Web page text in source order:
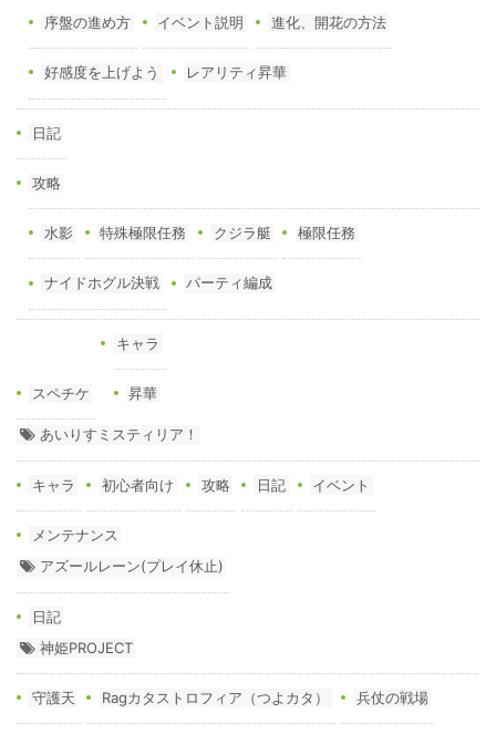
序盤の進め方 イベント説明 進化、開花の方法
好感度を上げよう レアリティ昇華
日記
攻略
水影 特殊極限任務 クジラ艇 極限任務
ナイドホグル決戦 パーティ編成
スペチケ
キャラ
昇華
あいりすミスティリア！
キャラ 初心者向け 攻略 日記 イベント
メンテナンス
アズールレーン(プレイ休止)
日記
神姫PROJECT
守護天 Ragカタストロフィア（つよカタ） 兵仗の戦場